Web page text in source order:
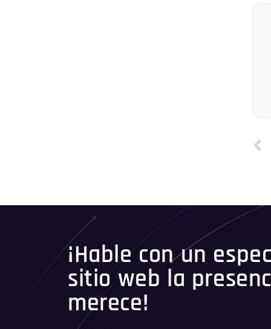
¡Hable con un
sitio web la
merece!